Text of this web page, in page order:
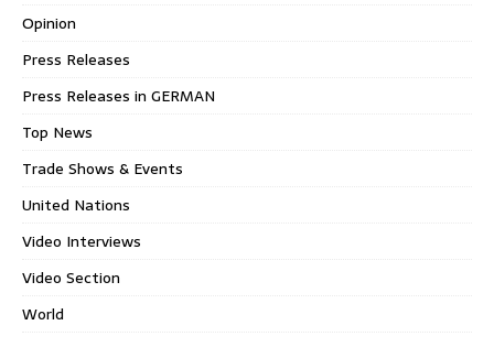
Opinion
Press Releases
Press Releases in GERMAN
Top News
Trade Shows & Events
United Nations
Video Interviews
Video Section
World